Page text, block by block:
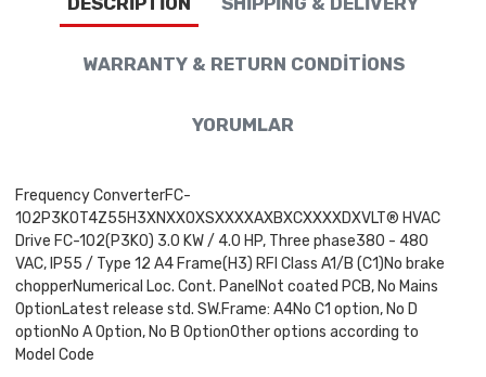
WARRANTY & RETURN CONDITIONS
YORUMLAR
Frequency ConverterFC-
102P3K0T4Z55H3XNXXOXSXXXXAXBXCXXXXDXVLT® HVAC
Drive FC-102(P3K0) 3.0 KW / 4.0 HP, Three phase380 - 480
VAC, IP55 / Type 12 A4 Frame(H3) RFI Class A1/B (C1)No brake
chopperNumerical Loc. Cont. PanelNot coated PCB, No Mains
OptionLatest release std. SW.Frame: A4No C1 option, No D
optionNo A Option, No B OptionOther options according to
Model Code